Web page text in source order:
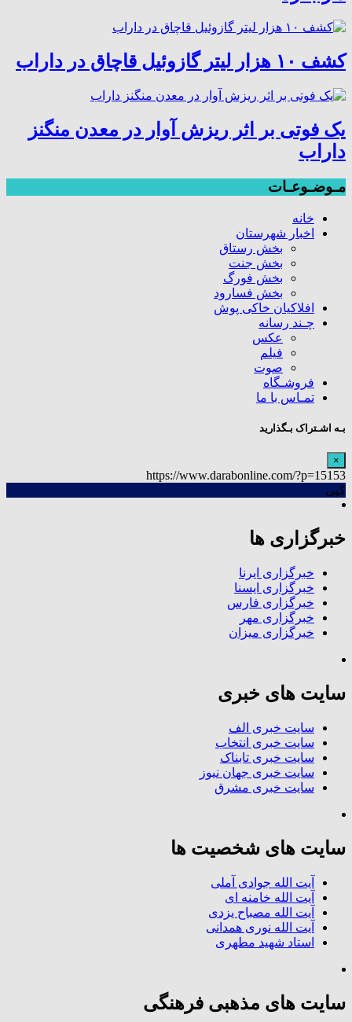
کشف ۱۰ هزار لیتر گازوئیل قاچاق در داراب
یک فوتی بر اثر ریزش آوار در معدن منگنز
داراب
مـوضـوعـات
خانه
اخبار شهرستان
بخش رستاق
بخش جنت
بخش فورگ
بخش فسارود
افلاکیان خاکی پوش
چـند رسانه
عکس
فیلم
صوت
فروشـگاه
تمـاس با ما
بـه اشـتراک بـگذارید
×
https://www.darabonline.com/?p=15153
کپی
خبرگزاری ها
خبرگزاری ایرنا
خبرگزاری ایسنا
خبرگزاری فارس
خبرگزاری مهر
خبرگزاری میزان
سایت های خبری
سایت خبری الف
سایت خبری انتخاب
سایت خبری تابناک
سایت خبری جهان نیوز
سایت خبری مشرق
سایت های شخصیت ها
آیت الله جوادی آملی
آیت الله خامنه ای
آیت الله مصباح یزدی
آیت الله نوری همدانی
استاد شهید مطهری
سایت های مذهبی فرهنگی